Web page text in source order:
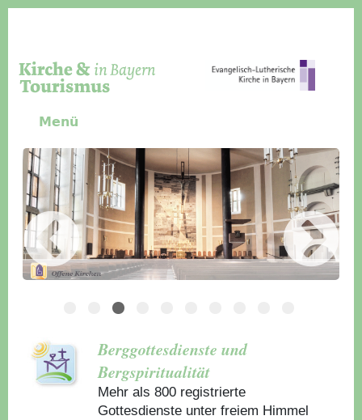
Menü
Slider Icon
Bild
Häuser für Gruppen
Berggottesdienste und
Bergspiritualität
Mehr als 800 registrierte
Gottesdienste unter freiem Himmel